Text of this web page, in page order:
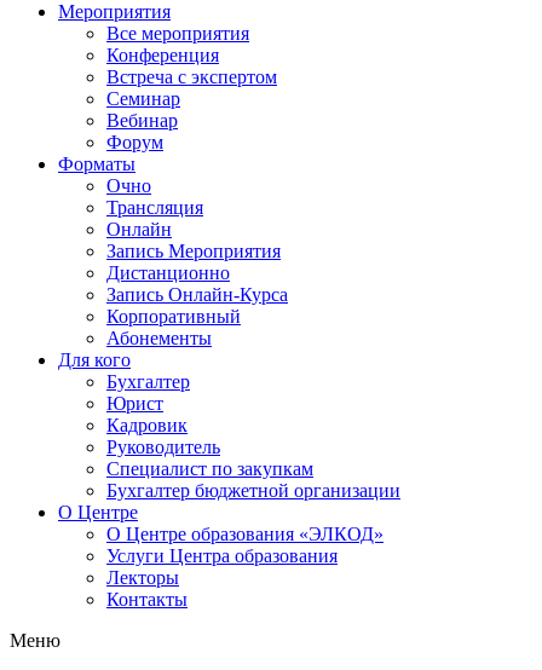
Мероприятия
Все мероприятия
Конференция
Встреча с экспертом
Семинар
Вебинар
Форум
Форматы
Очно
Трансляция
Онлайн
Запись Мероприятия
Дистанционно
Запись Онлайн-Курса
Корпоративный
Абонементы
Для кого
Бухгалтер
Юрист
Кадровик
Руководитель
Специалист по закупкам
Бухгалтер бюджетной организации
О Центре
О Центре образования «ЭЛКОД»
Услуги Центра образования
Лекторы
Контакты
Меню